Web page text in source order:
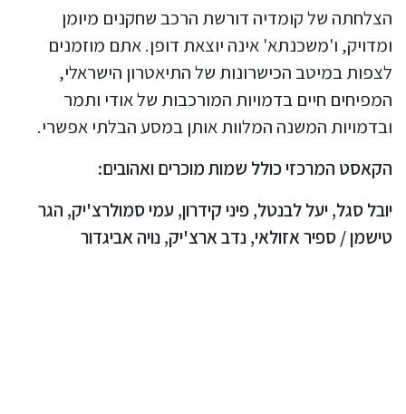
הצלחתה של קומדיה דורשת הרכב שחקנים מיומן
ומדויק, ו'משכנתא' אינה יוצאת דופן. אתם מוזמנים
לצפות במיטב הכישרונות של התיאטרון הישראלי,
המפיחים חיים בדמויות המורכבות של אודי ותמר
ובדמויות המשנה המלוות אותן במסע הבלתי אפשרי.
הקאסט המרכזי כולל שמות מוכרים ואהובים:
יובל סגל, יעל לבנטל, פיני קידרון, עמי סמולרצ'יק, הגר
טישמן / ספיר אזולאי, נדב ארצ'יק, נויה אביגדור